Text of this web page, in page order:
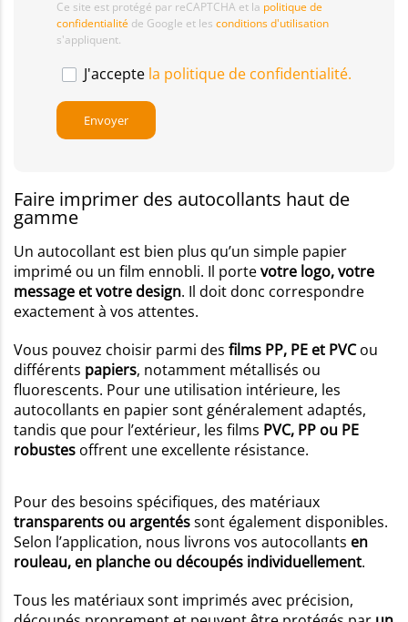
Ce site est protégé par reCAPTCHA et la politique de
confidentialité de Google et les conditions d'utilisation
s'appliquent.
J'accepte la politique de confidentialité.
Faire imprimer des autocollants haut de
gamme
Un autocollant est bien plus qu’un simple papier
imprimé ou un film ennobli. Il portevotre logo, votre
message et votre design. Il doit donc correspondre
exactement à vos attentes.
Vous pouvez choisir parmi des films PP, PE et PVCou
différents papiers, notamment métallisés ou
fluorescents. Pour une utilisation intérieure, les
autocollants en papier sont généralement adaptés,
tandis que pour l’extérieur, les films PVC, PP ou PE
robustes offrent une excellente résistance.
Pour des besoins spécifiques, des matériaux
transparents ou argentéssont également disponibles.
Selon l’application, nous livrons vos autocollants en
rouleau, en planche ou découpés individuellement.
Tous les matériaux sont imprimés avec précision,